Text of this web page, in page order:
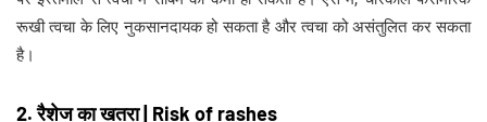
रूखी त्वचा के लिए नुकसानदायक हो सकता है और त्वचा को असंतुलित कर सकता
है।
2. रैशेज का खतरा | Risk of rashes